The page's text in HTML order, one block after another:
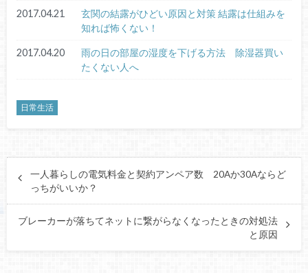
2017.04.21
玄関の結露がひどい原因と対策 結露は仕組みを
知れば怖くない！
2017.04.20
雨の日の部屋の湿度を下げる方法 除湿器買い
たくない人へ
日常生活
一人暮らしの電気料金と契約アンペア数 20Aか30Aならど
っちがいいか？
ブレーカーが落ちてネットに繋がらなくなったときの対処法
と原因